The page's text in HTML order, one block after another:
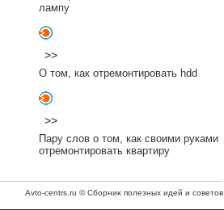
лампу
>>
О том, как отремонтировать hdd
>>
Пару слов о том, как своими руками
отремонтировать квартиру
Avto-centrs.ru © Сборниκ полезных идей и советοв